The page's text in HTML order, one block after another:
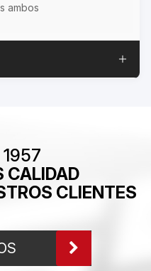
ambos
1957
CALIDAD
CLIENTES